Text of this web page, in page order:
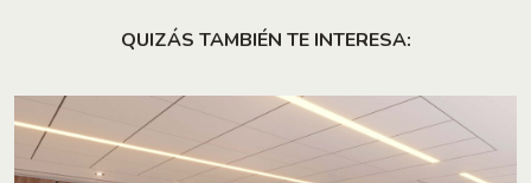
QUIZÁS TAMBIÉN TE INTERESA: